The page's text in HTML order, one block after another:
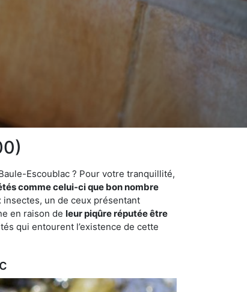
Escoublac ? Pour votre tranquillité,
comme celui-ci que bon nombre
un de ceux présentant
en raison de leur piqûre réputée être
qui entourent l’existence de cette